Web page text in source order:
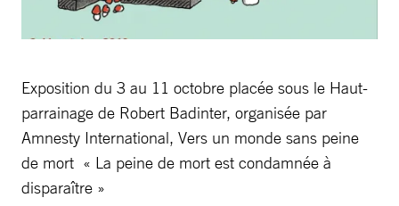
Exposition du 3 au 11 octobre placée sous le Haut-
parrainage de Robert Badinter, organisée par
Amnesty International, Vers un monde sans peine
de mort « La peine de mort est condamnée à
disparaître »